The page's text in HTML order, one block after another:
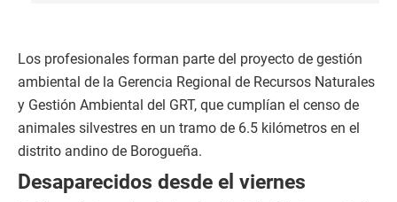
Los profesionales forman parte del proyecto de gestión
ambiental de la Gerencia Regional de Recursos Naturales
y Gestión Ambiental del GRT, que cumplían el censo de
animales silvestres en un tramo de 6.5 kilómetros en el
distrito andino de Borogueña.
Desaparecidos desde el viernes